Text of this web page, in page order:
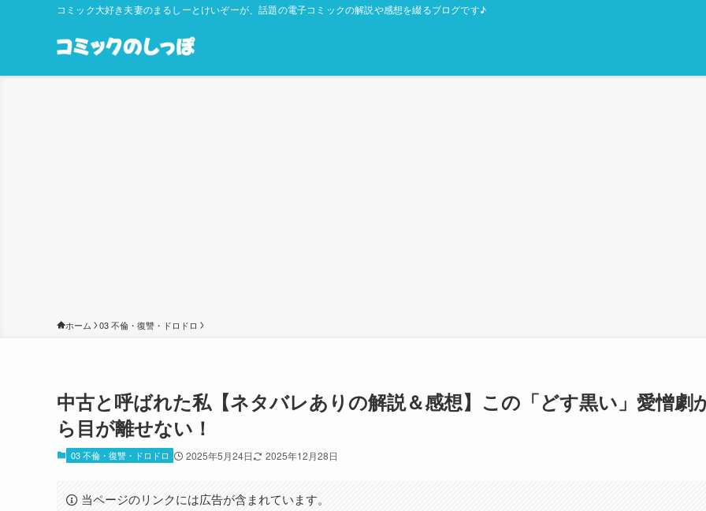
コミック大好き夫妻のまるしーとけいぞーが、話題の電子コミックの解説や感想を綴るブログです♪
ホーム 03 不倫・復讐・ドロドロ
中古と呼ばれた私【ネタバレありの解説＆感想】この「どす黒い」愛憎劇
ら目が離せない！
03 不倫・復讐・ドロドロ 2025年5月24日 2025年12月28日
当ページのリンクには広告が含まれています。